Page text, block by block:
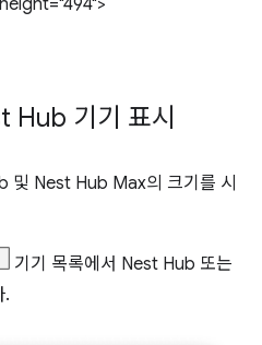
Hub 기기 표시
및 Nest Hub Max의 크기를 시
기기 목록에서 Nest Hub 또는
.